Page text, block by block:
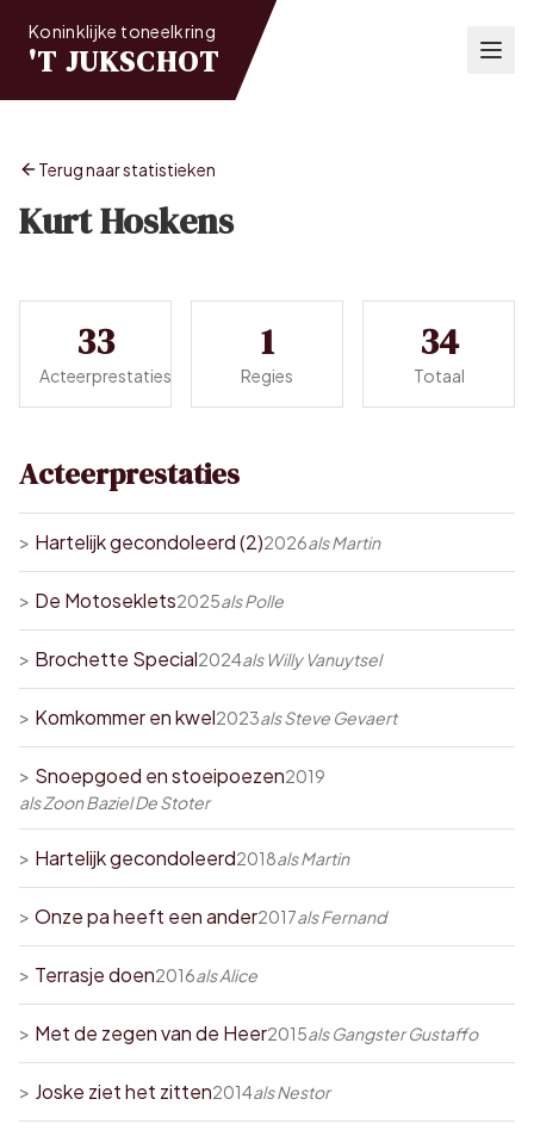
Koninklijke toneelkring
'T JUKSCHOT
Terug naar statistieken
Kurt Hoskens
33
Acteerprestaties
1
Regies
34
Totaal
Acteerprestaties
> Hartelijk gecondoleerd (2)2026alsMartin
> De Motoseklets2025alsPolle
> Brochette Special2024alsWilly Vanuytsel
> Komkommer en kwel2023alsSteve Gevaert
> Snoepgoed en stoeipoezen2019
alsZoon Baziel De Stoter
> Hartelijk gecondoleerd2018alsMartin
> Onze pa heeft een ander2017alsFernand
> Terrasje doen2016alsAlice
> Met de zegen van de Heer2015alsGangster Gustaffo
> Joske ziet het zitten2014alsNestor